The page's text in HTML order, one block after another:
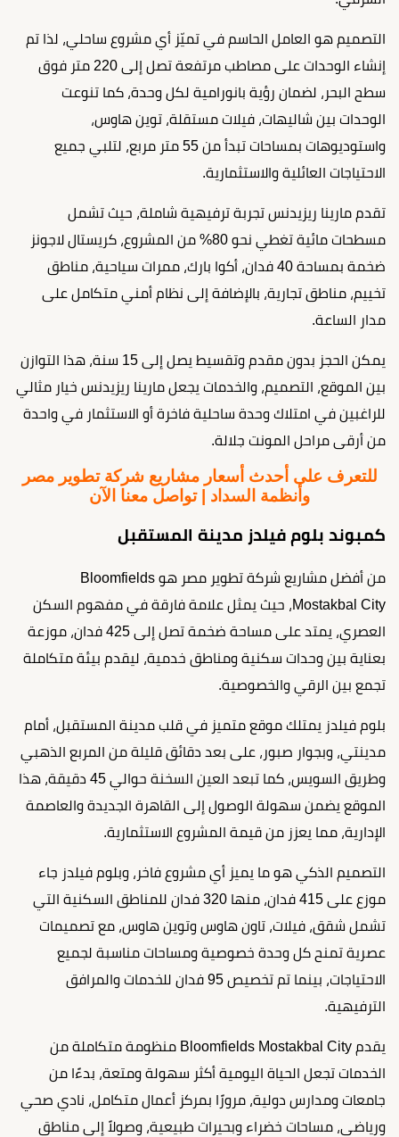
التصميم هو العامل الحاسم في تميّز أي مشروع ساحلي، لذا تم
إنشاء الوحدات على مصاطب مرتفعة تصل إلى 220 متر فوق
سطح البحر، لضمان رؤية بانورامية لكل وحدة، كما تنوعت
الوحدات بين شاليهات، فيلات مستقلة، توين هاوس،
واستوديوهات بمساحات تبدأ من 55 متر مربع، لتلبي جميع
الاحتياجات العائلية والاستثمارية.
تقدم مارينا ريزيدنس تجربة ترفيهية شاملة، حيث تشمل
مسطحات مائية تغطي نحو 80% من المشروع، كريستال لاجونز
ضخمة بمساحة 40 فدان، أكوا بارك، ممرات سياحية، مناطق
تخييم، مناطق تجارية، بالإضافة إلى نظام أمني متكامل على
مدار الساعة.
يمكن الحجز بدون مقدم وتقسيط يصل إلى 15 سنة، هذا التوازن
بين الموقع، التصميم، والخدمات يجعل مارينا ريزيدنس خيار مثالي
للراغبين في امتلاك وحدة ساحلية فاخرة أو الاستثمار في واحدة
من أرقى مراحل المونت جلالة.
للتعرف على أحدث أسعار مشاريع شركة تطوير مصر
وأنظمة السداد | تواصل معنا الآن
كمبوند بلوم فيلدز مدينة المستقبل
من أفضل مشاريع شركة تطوير مصر هو Bloomfields
Mostakbal City، حيث يمثل علامة فارقة في مفهوم السكن
العصري، يمتد على مساحة ضخمة تصل إلى 425 فدان، موزعة
بعناية بين وحدات سكنية ومناطق خدمية، ليقدم بيئة متكاملة
تجمع بين الرقي والخصوصية.
بلوم فيلدز يمتلك موقع متميز في قلب مدينة المستقبل، أمام
مدينتي، وبجوار صبور، على بعد دقائق قليلة من المربع الذهبي
وطريق السويس، كما تبعد العين السخنة حوالي 45 دقيقة، هذا
الموقع يضمن سهولة الوصول إلى القاهرة الجديدة والعاصمة
الإدارية، مما يعزز من قيمة المشروع الاستثمارية.
التصميم الذكي هو ما يميز أي مشروع فاخر، وبلوم فيلدز جاء
موزع على 415 فدان، منها 320 فدان للمناطق السكنية التي
تشمل شقق، فيلات، تاون هاوس وتوين هاوس، مع تصميمات
عصرية تمنح كل وحدة خصوصية ومساحات مناسبة لجميع
الاحتياجات، بينما تم تخصيص 95 فدان للخدمات والمرافق
الترفيهية.
يقدم Bloomfields Mostakbal City منظومة متكاملة من
الخدمات تجعل الحياة اليومية أكثر سهولة ومتعة، بدءًا من
جامعات ومدارس دولية، مرورًا بمركز أعمال متكامل، نادي صحي
ورياضي، مساحات خضراء وبحيرات طبيعية، وصولاً إلى مناطق